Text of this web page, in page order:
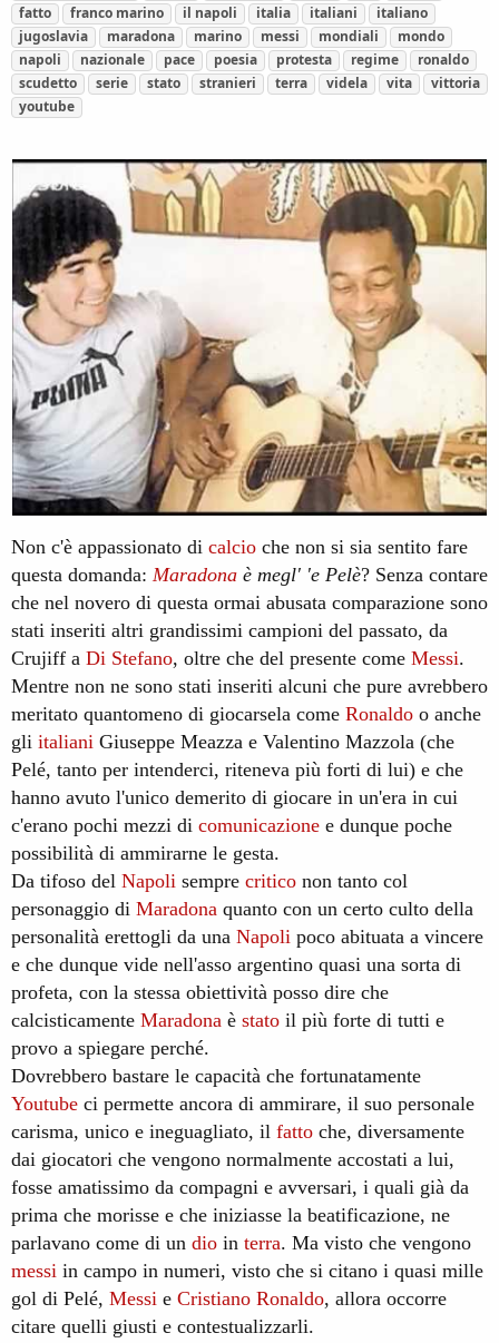
fatto
franco marino il napoli italia italiani
italiano
jugoslavia
maradona marino messi mondiali
mondo
napoli
nazionale pace poesia protesta regime
ronaldo
scudetto
serie stato stranieri terra videla vita
vittoria
youtube
Non c'è appassionato di calcio che non si sia sentito fare
questa domanda: Maradona è megl' 'e Pelè? Senza contare
che nel novero di questa ormai abusata comparazione sono
stati inseriti altri grandissimi campioni del passato, da
Crujiff a Di Stefano, oltre che del presente come Messi.
Mentre non ne sono stati inseriti alcuni che pure avrebbero
meritato quantomeno di giocarsela come Ronaldo o anche
gli italiani Giuseppe Meazza e Valentino Mazzola (che
Pelé, tanto per intenderci, riteneva più forti di lui) e che
hanno avuto l'unico demerito di giocare in un'era in cui
c'erano pochi mezzi di comunicazione e dunque poche
possibilità di ammirarne le gesta.
Da tifoso del Napoli sempre critico non tanto col
personaggio di Maradona quanto con un certo culto della
personalità erettogli da una Napoli poco abituata a vincere
e che dunque vide nell'asso argentino quasi una sorta di
profeta, con la stessa obiettività posso dire che
calcisticamente Maradona è stato il più forte di tutti e
provo a spiegare perché.
Dovrebbero bastare le capacità che fortunatamente
Youtube ci permette ancora di ammirare, il suo personale
carisma, unico e ineguagliato, il fatto che, diversamente
dai giocatori che vengono normalmente accostati a lui,
fosse amatissimo da compagni e avversari, i quali già da
prima che morisse e che iniziasse la beatificazione, ne
parlavano come di un dio in terra. Ma visto che vengono
messi in campo in numeri, visto che si citano i quasi mille
gol di Pelé, Messi e Cristiano Ronaldo, allora occorre
citare quelli giusti e contestualizzarli.